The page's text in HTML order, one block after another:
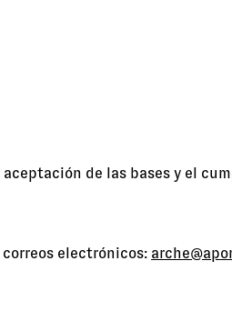
de las bases y el
electrónicos: